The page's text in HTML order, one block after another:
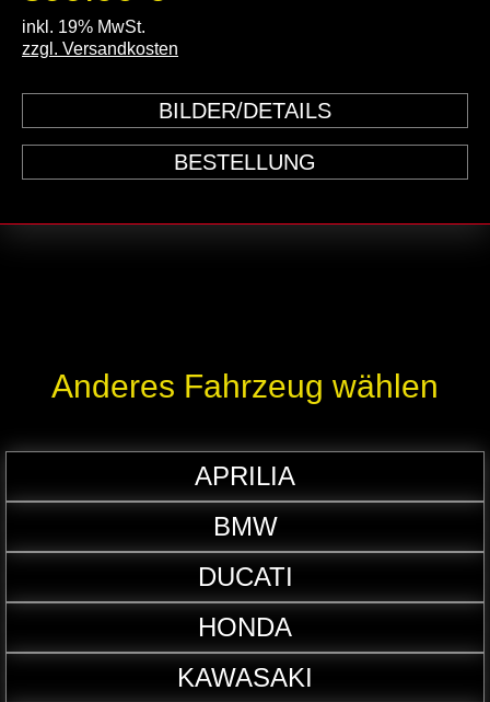
inkl. 19% MwSt.
zzgl. Versandkosten
BILDER/DETAILS
BESTELLUNG
Anderes Fahrzeug wählen
APRILIA
BMW
DUCATI
HONDA
KAWASAKI